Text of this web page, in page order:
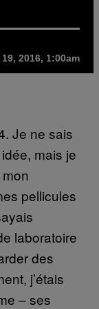
2016, 1:00am
Je ne sais
mais je
pellicules
laboratoire
des
j’étais
– ses